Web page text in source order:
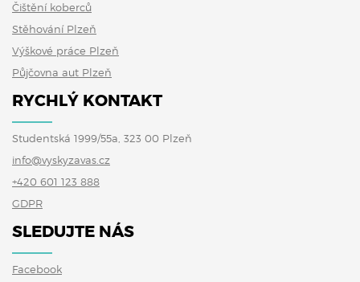
Čištění koberců
Stěhování Plzeň
Výškové práce Plzeň
Půjčovna aut Plzeň
RYCHLÝ KONTAKT
Studentská 1999/55a, 323 00 Plzeň
info@vyskyzavas.cz
+420 601 123 888
GDPR
SLEDUJTE NÁS
Facebook